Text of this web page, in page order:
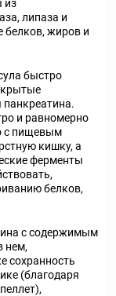
из
липаза и
белков, жиров и
быстро
и равномерно
с пищевым
кишку, а
ферменты
белков,
с содержимым
нем,
сохранность
(благодаря